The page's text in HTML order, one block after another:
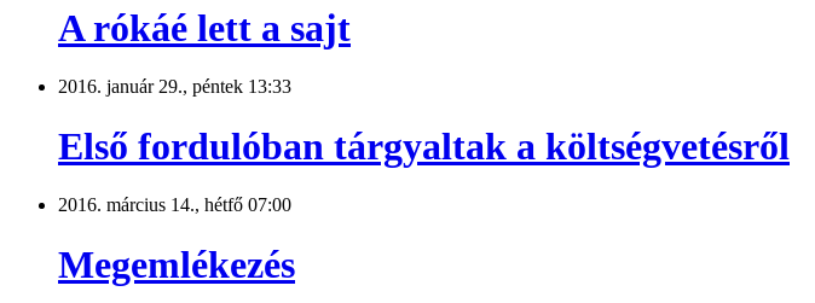
A rókáé lett a sajt
2016. január 29., péntek 13:33
Első fordulóban tárgyaltak a költségvetésről
2016. március 14., hétfő 07:00
Megemlékezés